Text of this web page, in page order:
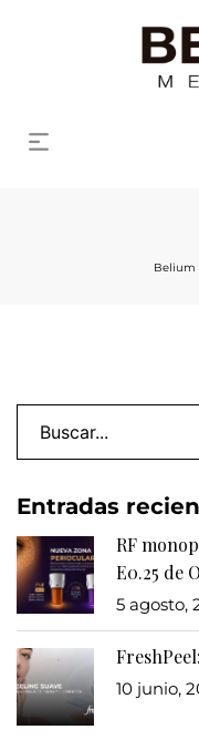
Belium
Entradas
RF
E0.25 de
5 agosto,
10 junio,